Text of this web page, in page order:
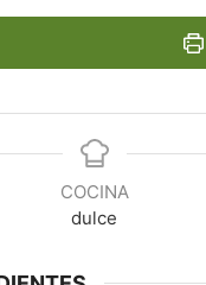
COCINA
dulce